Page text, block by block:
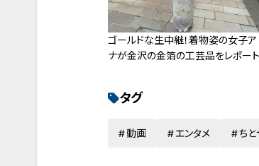
ゴールドな生中継！着物姿の女子ア
ナが金沢の金箔の工芸品をレポート
タグ
動画 エンタメ ちと